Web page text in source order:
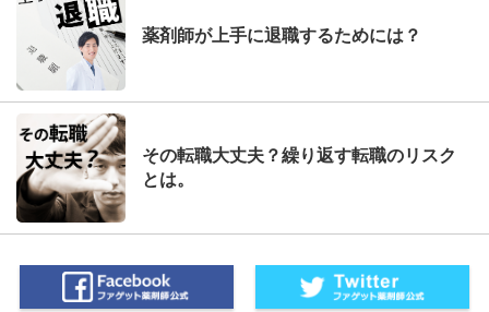
薬剤師が上手に退職するためには？
その転職大丈夫？繰り返す転職のリスク
とは。